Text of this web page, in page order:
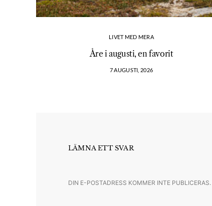
LIVET MED MERA
Åre i augusti, en favorit
7 AUGUSTI, 2026
LÄMNA ETT SVAR
DIN E-POSTADRESS KOMMER INTE PUBLICERAS.